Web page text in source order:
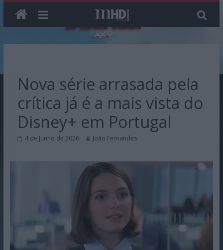
contentNova série arrasada pela
crítica já é a mais vista do
Disney+ em Portugal
4 de Junho de 2026 João Fernandes